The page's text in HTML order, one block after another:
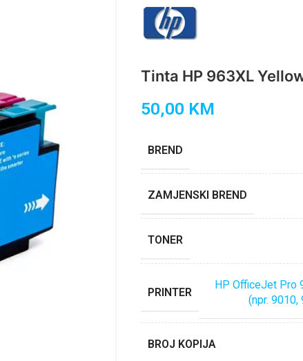
Tinta HP 963XL
50,00 KM
BREND
ZAMJENSKI BREND
TONER
PRINTER
HP OfficeJet Pro
(npr.
BROJ KOPIJA